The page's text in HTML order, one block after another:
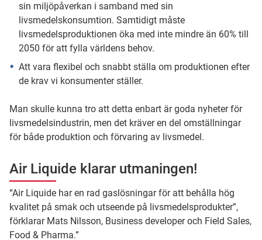
sin miljöpåverkan i samband med sin
livsmedelskonsumtion. Samtidigt måste
livsmedelsproduktionen öka med inte mindre än 60% till
2050 för att fylla världens behov.
Att vara flexibel och snabbt ställa om produktionen efter
de krav vi konsumenter ställer.
Man skulle kunna tro att detta enbart är goda nyheter för
livsmedelsindustrin, men det kräver en del omställningar
för både produktion och förvaring av livsmedel.
Air Liquide klarar utmaningen!
“Air Liquide har en rad gaslösningar för att behålla hög
kvalitet på smak och utseende på livsmedelsprodukter”,
förklarar Mats Nilsson, Business developer och Field Sales,
Food & Pharma.”